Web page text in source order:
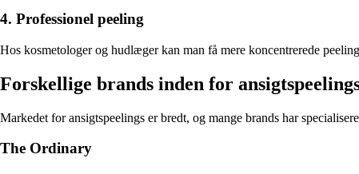
4. Professionel peeling
Hos kosmetologer og hudlæger kan man få mere koncentrerede
Forskellige brands inden for
Markedet for ansigtspeelings er bredt, og mange brands har
The Ordinary